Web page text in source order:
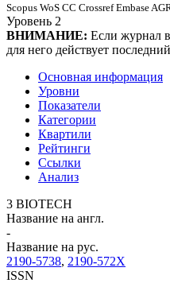
Scopus WoS CC Crossref Embase
Уровень 2
ВНИМАНИЕ: Если журнал
для него действует
Основная информация
Уровни
Показатели
Категории
Квартили
Рейтинги
Ссылки
Анализ
3 BIOTECH
Название на англ.
-
Название на рус.
2190-5738, 2190-572X
ISSN